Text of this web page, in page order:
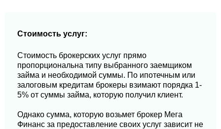
Стоимость услуг:
Стоимость брокерских услуг прямо
пропорциональна типу выбранного заемщиком
займа и необходимой суммы. По ипотечным или
залоговым кредитам брокеры взимают порядка 1-
5% от суммы займа, которую получил клиент.
Однако сумма, которую возьмет брокер Мега
Финанс за предоставление своих услуг зависит не